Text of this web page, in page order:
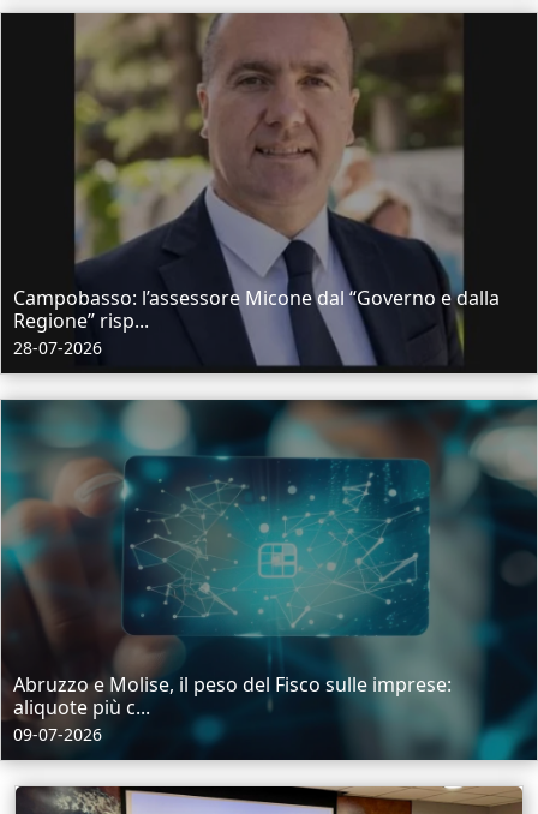
Campobasso: l’assessore Micone dal “Governo e dalla
Regione” risp...
28-07-2026
Abruzzo e Molise, il peso del Fisco sulle imprese:
aliquote più c...
09-07-2026